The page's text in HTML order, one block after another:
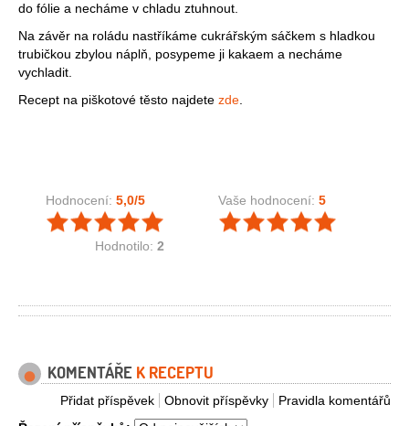
do fólie a necháme v chladu ztuhnout.
Na závěr na roládu nastříkáme cukrářským sáčkem s hladkou
trubičkou zbylou náplň, posypeme ji kakaem a necháme
vychladit.
Recept na piškotové těsto najdete zde.
Hodnocení: 5,0/5
Hodnotilo: 2
Vaše hodnocení: 5
KOMENTÁŘE K RECEPTU
Pravidla komentářů
Obnovit příspěvky
Přidat příspěvek